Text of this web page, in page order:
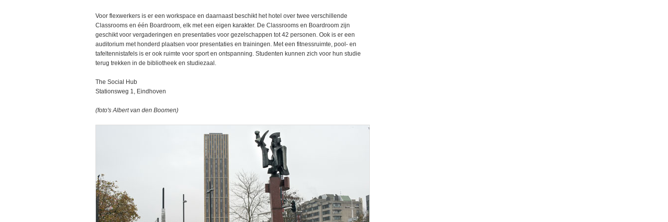
Voor flexwerkers is er een workspace en daarnaast beschikt het hotel over twee verschillende
Classrooms en één Boardroom, elk met een eigen karakter. De Classrooms en Boardroom zijn
geschikt voor vergaderingen en presentaties voor gezelschappen tot 42 personen. Ook is er een
auditorium met honderd plaatsen voor presentaties en trainingen. Met een fitnessruimte, pool- en
tafeltennistafels is er ook ruimte voor sport en ontspanning. Studenten kunnen zich voor hun studie
terug trekken in de bibliotheek en studiezaal.
The Social Hub
Stationsweg 1, Eindhoven
(foto's Albert van den Boomen)